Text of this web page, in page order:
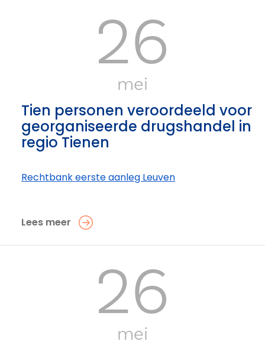
26
mei
Tien personen veroordeeld voor
georganiseerde drugshandel in
regio Tienen
Rechtbank eerste aanleg Leuven
Lees meer
26
mei